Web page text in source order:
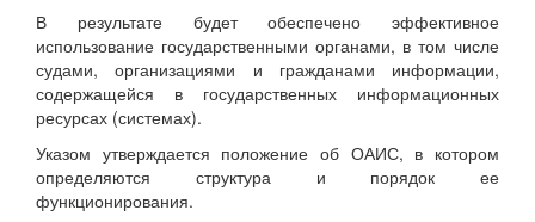
В результате будет обеспечено эффективное
использование государственными органами, в том числе
судами, организациями и гражданами информации,
содержащейся в государственных информационных
ресурсах (системах).
Указом утверждается положение об ОАИС, в котором
определяются структура и порядок ее
функционирования.